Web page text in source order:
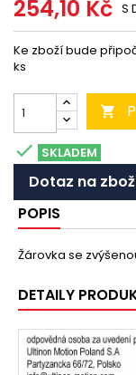
254,10 Kč S
Ke zboží bude
ks

 SKLADEM
Dotaz na
POPIS
Žárovka se
DETAILY